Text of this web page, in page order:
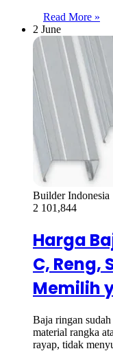
Read More »
2 June
Builder Indonesia
2 101,844
Harga
C, Reng,
Memilih
Baja ringan
material rangka
rayap, tidak